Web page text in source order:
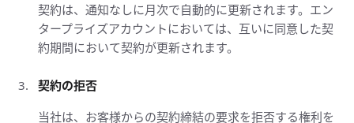
契約は、通知なしに月次で自動的に更新されます。エン
タープライズアカウントにおいては、互いに同意した契
約期間において契約が更新されます。
契約の拒否
当社は、お客様からの契約締結の要求を拒否する権利を